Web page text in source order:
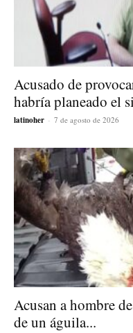
Acusado de
habría planeado el
latinoher - 7 de agosto de 2026
Acusan a hombre
de un águila...